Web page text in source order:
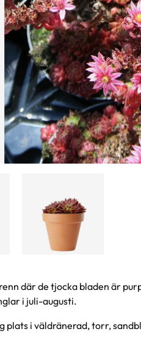
där de tjocka bladen är
i juli-augusti.
plats i väldränerad, torr,